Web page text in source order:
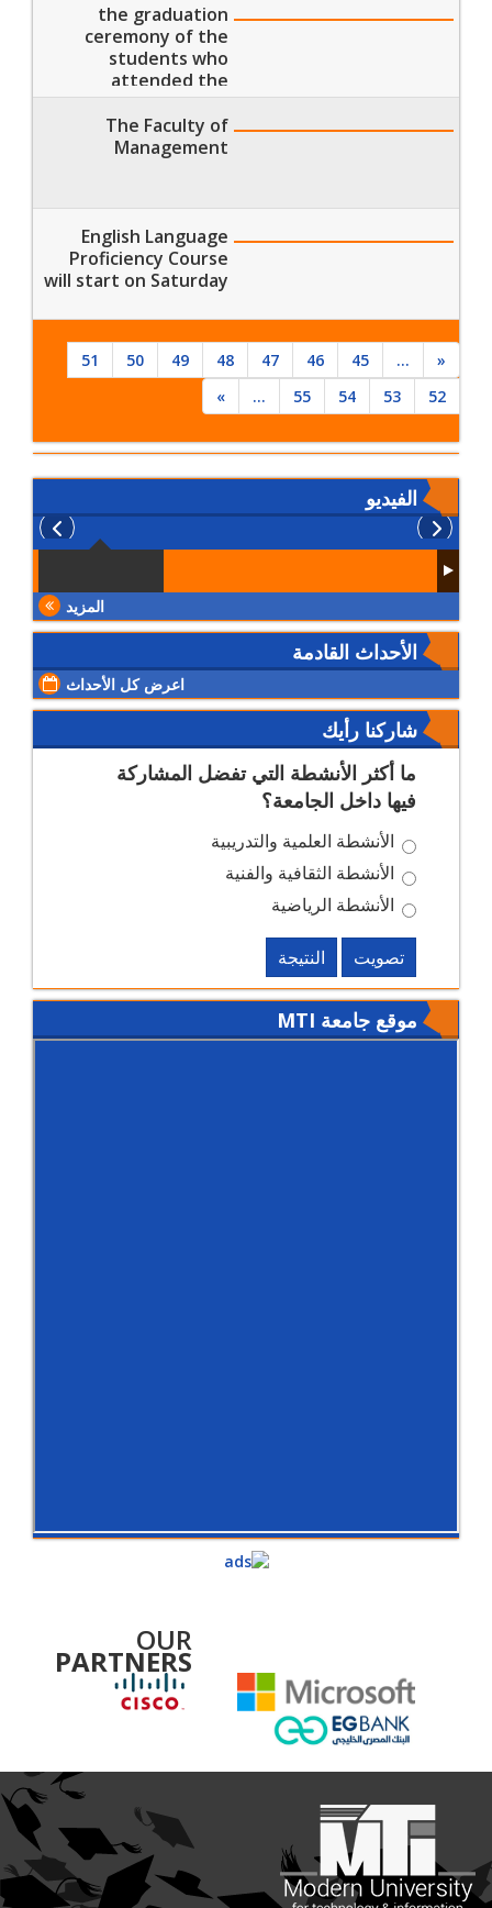
the graduation
ceremony of the
students who
attended the
Military Education
Session no. (15)
The Faculty of
Management
English Language
Proficiency Course
will start on Saturday
«
...
45
46
47
48
49
50
51
52
53
54
55
...
»
الفيديو
المزيد
الأحداث القادمة
اعرض كل الأحداث
شاركنا رأيك
ما أكثر الأنشطة التي تفضل المشاركة
فيها داخل الجامعة؟
الأنشطة العلمية والتدريبية
الأنشطة الثقافية والفنية
الأنشطة الرياضية
تصويت النتيجة
موقع جامعة MTI
OUR
PARTNERS